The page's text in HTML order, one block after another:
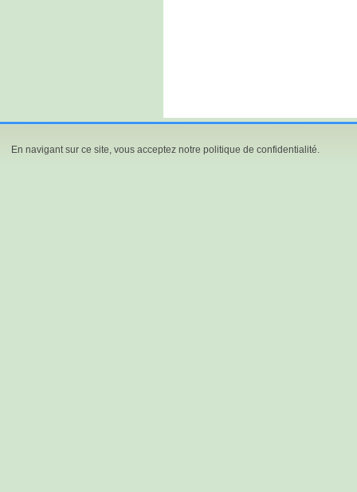
En navigant sur ce site, vous acceptez notre politique de confidentialité.